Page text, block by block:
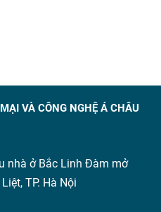
VÀ CÔNG NGHỆ Á CHÂU
nhà ở Bắc Linh Đàm mở
TP. Hà Nội